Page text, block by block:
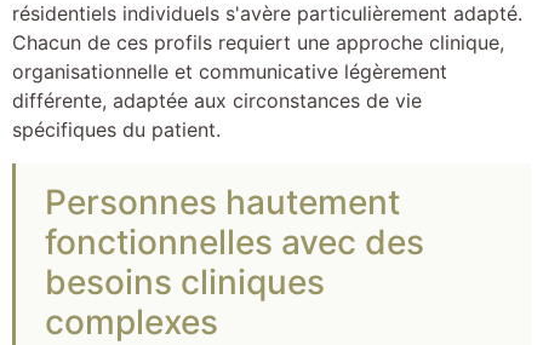
résidentiels individuels s'avère particulièrement adapté.
Chacun de ces profils requiert une approche clinique,
organisationnelle et communicative légèrement
différente, adaptée aux circonstances de vie
spécifiques du patient.
Personnes hautement
fonctionnelles avec des
besoins cliniques
complexes